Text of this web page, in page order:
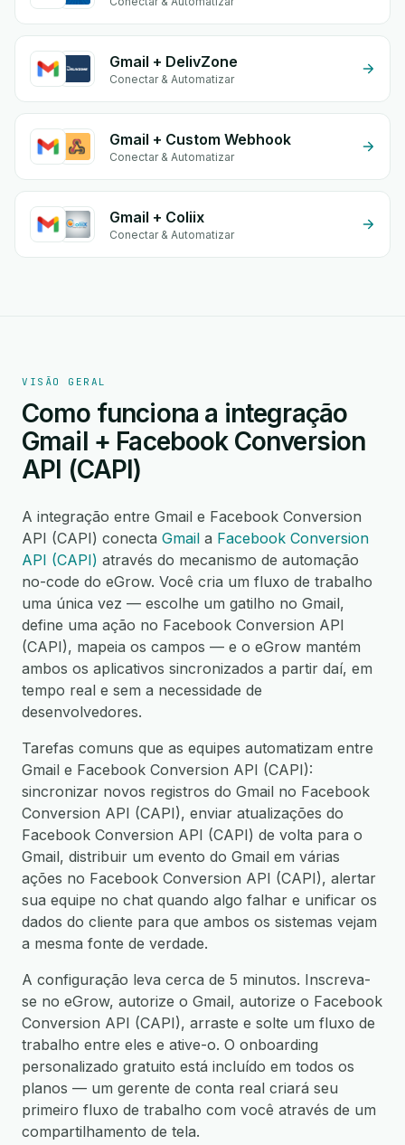
Gmail + DelivZone
Conectar & Automatizar
Gmail + Custom Webhook
Conectar & Automatizar
Gmail + Coliix
Conectar & Automatizar
VISÃO GERAL
Como funciona a integração
Gmail + Facebook Conversion
API (CAPI)
A integração entre Gmail e Facebook Conversion
API (CAPI) conecta Gmail a Facebook Conversion
API (CAPI) através do mecanismo de automação
no-code do eGrow. Você cria um fluxo de trabalho
uma única vez — escolhe um gatilho no Gmail,
define uma ação no Facebook Conversion API
(CAPI), mapeia os campos — e o eGrow mantém
ambos os aplicativos sincronizados a partir daí, em
tempo real e sem a necessidade de
desenvolvedores.
Tarefas comuns que as equipes automatizam entre
Gmail e Facebook Conversion API (CAPI):
sincronizar novos registros do Gmail no Facebook
Conversion API (CAPI), enviar atualizações do
Facebook Conversion API (CAPI) de volta para o
Gmail, distribuir um evento do Gmail em várias
ações no Facebook Conversion API (CAPI), alertar
sua equipe no chat quando algo falhar e unificar os
dados do cliente para que ambos os sistemas vejam
a mesma fonte de verdade.
A configuração leva cerca de 5 minutos. Inscreva-
se no eGrow, autorize o Gmail, autorize o Facebook
Conversion API (CAPI), arraste e solte um fluxo de
trabalho entre eles e ative-o. O onboarding
personalizado gratuito está incluído em todos os
planos — um gerente de conta real criará seu
primeiro fluxo de trabalho com você através de um
compartilhamento de tela.